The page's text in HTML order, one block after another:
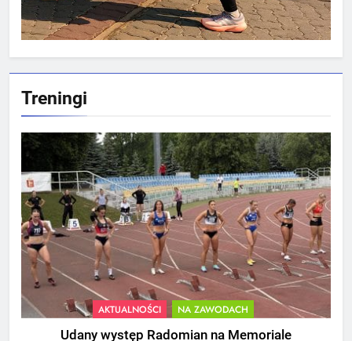
Treningi
AKTUALNOŚCI NA ZAWODACH
Udany występ Radomian na Memoriale